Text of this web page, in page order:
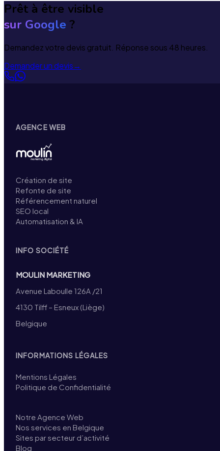
Prêt à être visible
sur Google ?
Demandez votre devis gratuit. Réponse sous 48 heures.
Demander un devis→
AGENCE WEB
Création de site
Refonte de site
Référencement naturel
SEO local
Automatisation & IA
INFO SOCIÉTÉ
MOULIN MARKETING
Avenue Laboulle 126A /21
4130 Tilff – Esneux (Liège)
Belgique
INFORMATIONS LÉGALES
Mentions Légales
Politique de Confidentialité
Notre Agence Web
Nos services en Belgique
Sites par secteur d’activité
Blog